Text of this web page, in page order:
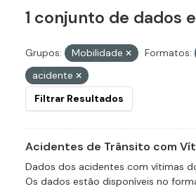
1 conjunto de dados
Grupos: Mobilidade Formatos:
acidente
Filtrar Resultados
Acidentes de Trânsito com
Dados dos acidentes com vítimas
Os dados estão disponíveis no